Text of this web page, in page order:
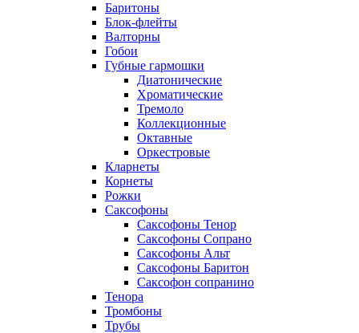
Баритоны
Блок-флейты
Валторны
Гобои
Губные гармошки
Диатонические
Хроматические
Тремоло
Коллекционные
Октавные
Оркестровые
Кларнеты
Корнеты
Рожки
Саксофоны
Саксофоны Тенор
Саксофоны Сопрано
Саксофоны Альт
Саксофоны Баритон
Саксофон сопранино
Тенора
Тромбоны
Трубы